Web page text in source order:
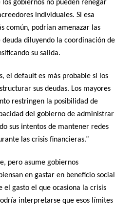
gobiernos no pueden renegar
individuales. Si esa
común, podrían amenazar las
diluyendo la coordinación de
su salida.
el default es más probable si los
sus deudas. Los mayores
restringen la posibilidad de
del gobierno de administrar
sus intentos de mantener redes
las crisis financieras.”
pero asume gobiernos
en gastar en beneficio social
el gasto el que ocasiona la crisis
interpretarse que esos límites